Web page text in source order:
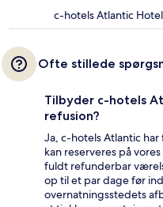
c-hotels Atlantic
Ofte stillede
Tilbyder c-hotels
refusion?
Ja, c-hotels Atlantic
kan reserveres på
fuldt refunderbar
op til et par dage før
overnatningsstedets